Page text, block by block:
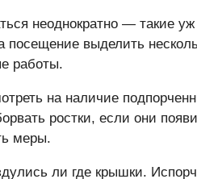
неоднократно — такие
посещение выделить
работы.
на наличие
ростки, если они
меры.
ли где крышки.